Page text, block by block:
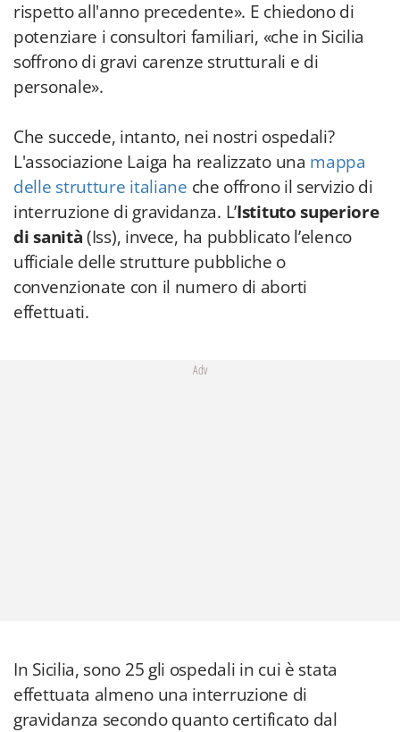
rispetto all'anno precedente». E chiedono di
potenziare i consultori familiari, «che in Sicilia
soffrono di gravi carenze strutturali e di
personale».
Che succede, intanto, nei nostri ospedali?
L'associazione Laiga ha realizzato una mappa
delle strutture italiane che offrono il servizio di
interruzione di gravidanza. L’Istituto superiore
di sanità(Iss), invece, ha pubblicato l’elenco
ufficiale delle strutture pubbliche o
convenzionate con il numero di aborti
effettuati.
Adv
In Sicilia, sono 25 gli ospedali in cui è stata
effettuata almeno una interruzione di
gravidanza secondo quanto certificato dal